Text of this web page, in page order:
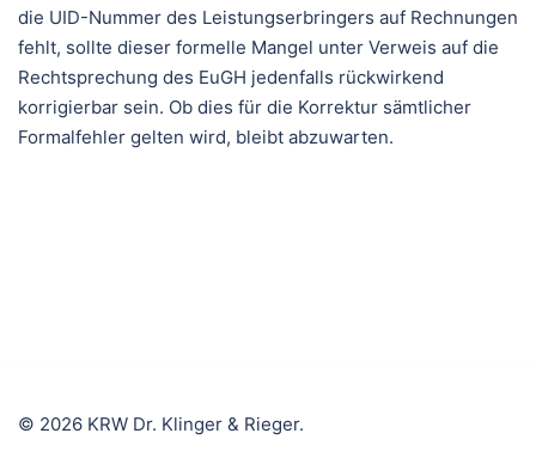
die UID-Nummer des Leistungserbringers auf Rechnungen
fehlt, sollte dieser formelle Mangel unter Verweis auf die
Rechtsprechung des EuGH jedenfalls rückwirkend
korrigierbar sein. Ob dies für die Korrektur sämtlicher
Formalfehler gelten wird, bleibt abzuwarten.
© 2026 KRW Dr. Klinger & Rieger.